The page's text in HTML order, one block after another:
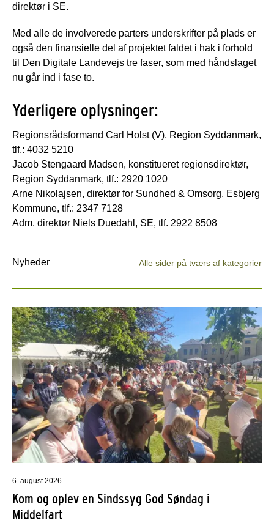
direktør i SE.
Med alle de involverede parters underskrifter på plads er
også den finansielle del af projektet faldet i hak i forhold
til Den Digitale Landevejs tre faser, som med håndslaget
nu går ind i fase to.
Yderligere oplysninger:
Regionsrådsformand Carl Holst (V), Region Syddanmark,
tlf.: 4032 5210
Jacob Stengaard Madsen, konstitueret regionsdirektør,
Region Syddanmark, tlf.: 2920 1020
Arne Nikolajsen, direktør for Sundhed & Omsorg, Esbjerg
Kommune, tlf.: 2347 7128
Adm. direktør Niels Duedahl, SE, tlf. 2922 8508
Nyheder Alle sider på tværs af kategorier
6. august 2026
Kom og oplev en Sindssyg God Søndag i
Middelfart